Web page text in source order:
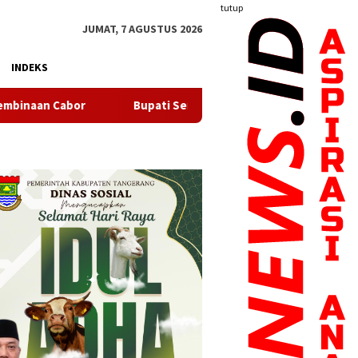
tutup
JUMAT, 7 AGUSTUS 2026
INDEKS
Bupati Serang Lepas 20 Peserta Pendidikan Kaligrafi ke Lemka